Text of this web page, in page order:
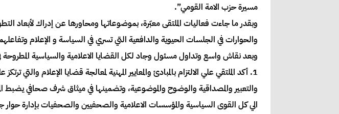
مسيرة حزب الامة القومي”.
وبقدر ما جاءت فعاليات الملتقى معبّرة، بموضوعاتها ومحاورها عن إدراك لأبعاد
والحوارات في الجلسات الحيوية والدافعية التي تسري في السياسة و الإعلام
وبعد نقاش واسع وتداول مسئول وجاد لكل القضايا الاعلامية والسياسية
1. أكد الملتقي علي الالتزام بالمبادئ والمعايير المهنية لمعالجة قضايا الإعلام
والتعبير والمصداقية والوضوح والموضوعية، وتضمينها في ميثاق شرف صحافي
الي كل القوى السياسية والمؤسسات الاعلامية والصحفيين والصحفيات بإدارة